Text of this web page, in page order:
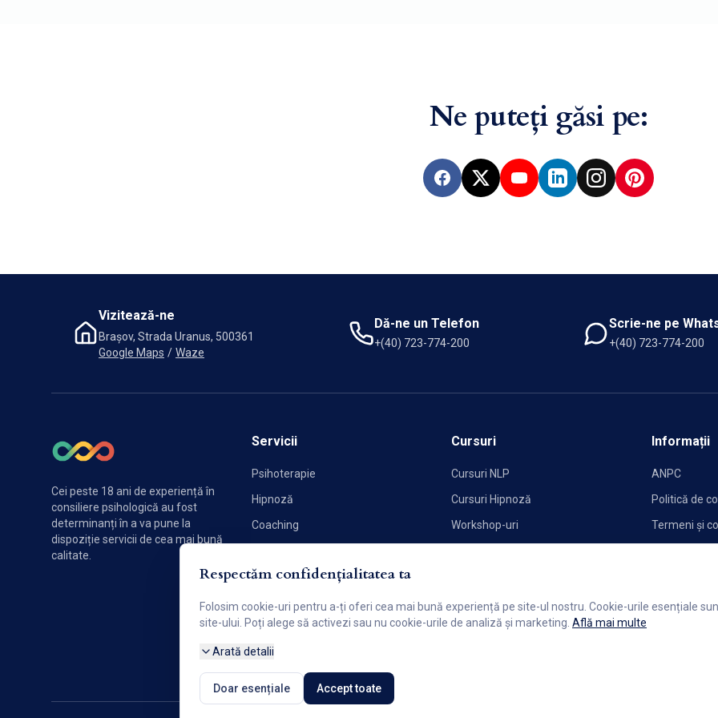
Ne puteți găsi pe:
Facebook
X YouTubeLinkedInInstagramPinterest
Vizitează-ne
Brașov, Strada Uranus, 500361
Google Maps / Waze
Dă-ne un Telefon
+(40) 723-774-200
Scrie-ne pe
+(40) 723-774-200
Cei peste 18 ani de experiență în
consiliere psihologică au fost
determinanți în a va pune la
dispoziție servicii de cea mai bună
calitate.
Servicii
Psihoterapie
Hipnoză
Coaching
Terapie de cuplu
Cursuri
Cursuri NLP
Cursuri Hipnoză
Workshop-uri
Informații
ANPC
Politică de
Termeni și
Respectăm confidențialitatea ta
Folosim cookie-uri pentru a-ți oferi cea mai bună experiență pe site-ul nostru. Cookie-urile esențiale
site-ului. Poți alege să activezi sau nu cookie-urile de analiză și marketing. Află mai multe
Arată detalii
Doar esențiale Accept toate